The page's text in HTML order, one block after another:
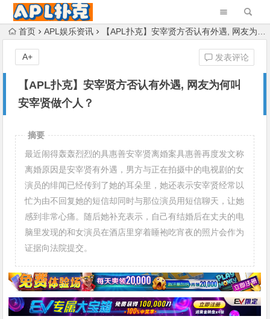
首页 APL娱乐资讯 【APL扑克】安宰贤方否认有外遇, 网友为何叫安宰贤做个人？
【APL扑克】安宰贤方否认有外遇, 网友为何叫
安宰贤做个人？
发表评论
A+
摘要
最近闹得轰轰烈烈的具惠善安宰贤离婚案具惠善再度发文称
离婚原因是安宰贤有外遇，男方与正在拍摄中的电视剧的女
演员的绯闻已经传到了她的耳朵里，她还表示安宰贤经常以
忙为由不回复她的短信却同时与那位演员用短信聊天，让她
感到非常心痛。随后她补充表示，自己有结婚后在丈夫的电
脑里发现的和女演员在酒店里穿着睡袍吃宵夜的照片会作为
证据向法院提交。